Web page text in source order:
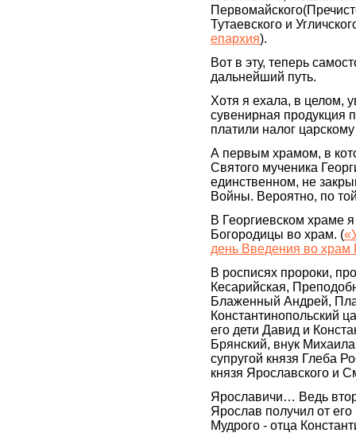
Тутаевского и
епархия).
Вот в эту, теперь
дальнейший путь.
Хотя я ехала, в целом,
сувенирная продукция
платили налог
А первым храмом, в
Святого мученика
единственном, не
Войны. Вероятно, по
В Георгиевском храме
Богородицы во храм. (
день Введения во
В росписях пророки,
Кесарийская,
Блаженный Андрей,
Константинопольский
его дети Давид и
Брянский, внук
супругой князя Глеба
князя Ярославского и
Ярославичи… Ведь
Ярослав получил от
Мудрого - отца